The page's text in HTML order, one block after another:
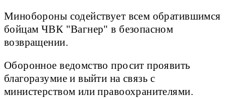
Минобороны содействует всем обратившимся
бойцам ЧВК "Вагнер" в безопасном
возвращении.
Оборонное ведомство просит проявить
благоразумие и выйти на связь с
министерством или правоохранителями.